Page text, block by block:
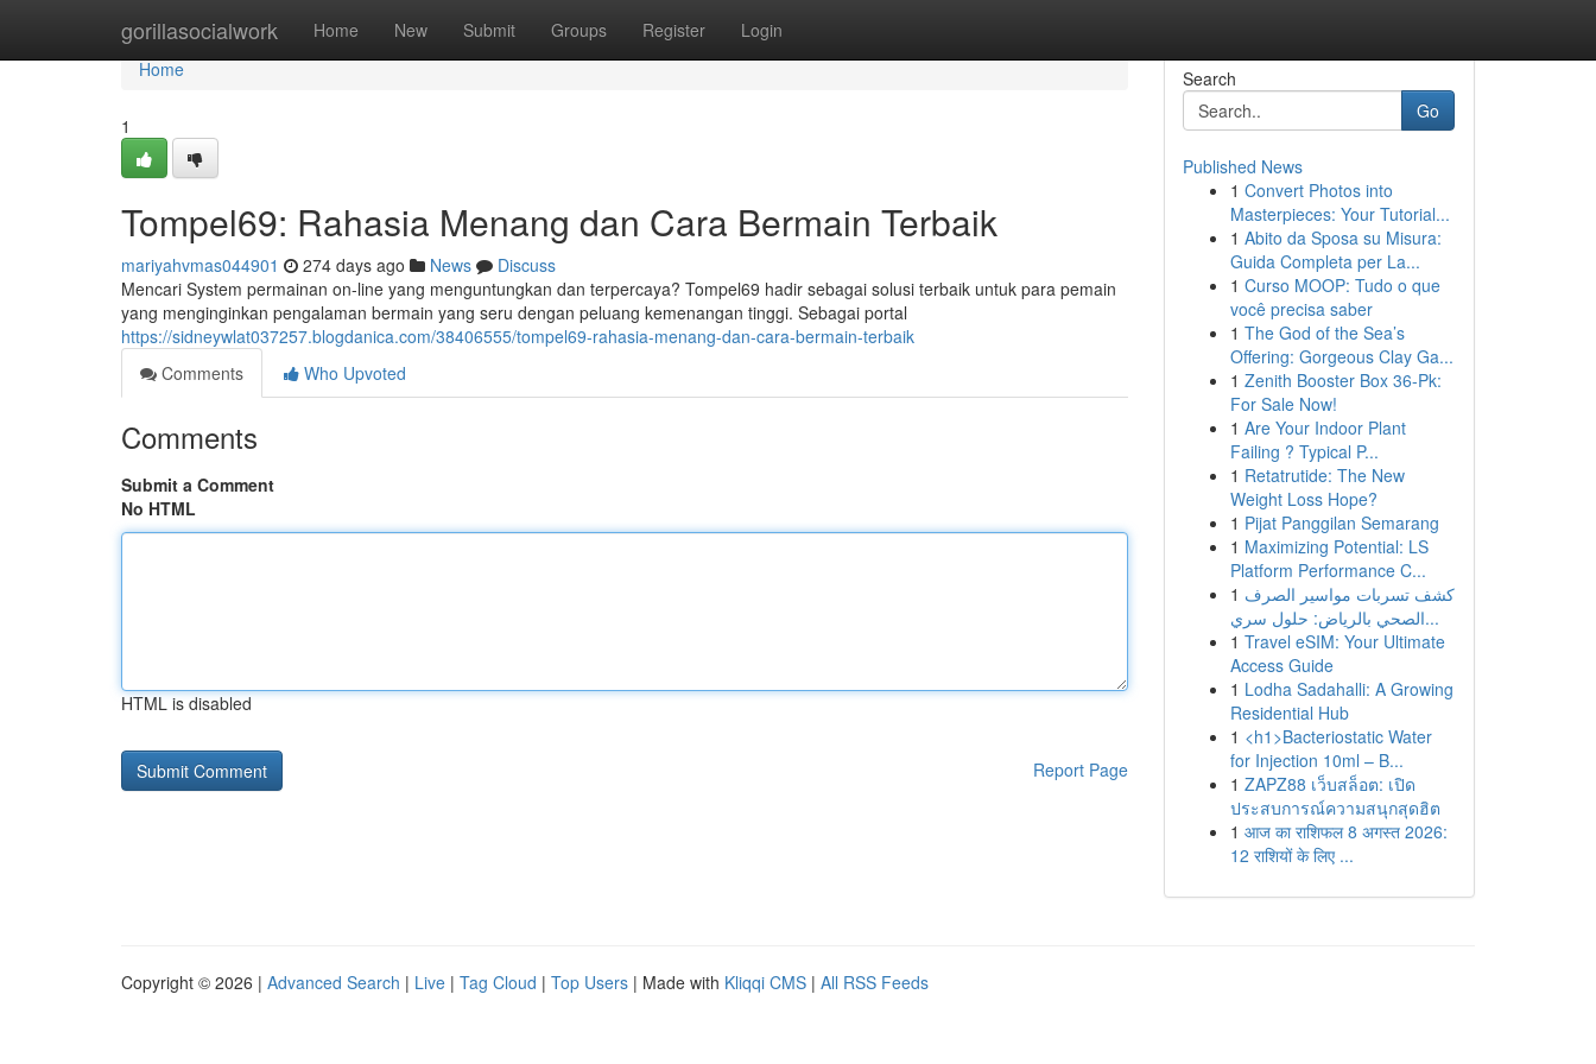
gorillasocialwork Home New Submit Groups Register Login
Home
Home
1
Tompel69: Rahasia Menang dan Cara Bermain Terbaik
mariyahvmas044901 274 days ago News
Discuss
Mencari System permainan on-line yang menguntungkan dan terpercaya? Tompel69 hadir sebagai solusi terbaik untuk para pemain
yang menginginkan pengalaman bermain yang seru dengan peluang kemenangan tinggi. Sebagai portal
https://sidneywlat037257.blogdanica.com/38406555/tompel69-rahasia-menang-dan-cara-bermain-terbaik
Comments
Who Upvoted
Comments
Submit a Comment
No HTML
HTML is disabled
Report Page
Search
Go
Published News
1 Convert Photos into
Masterpieces: Your Tutorial...
1 Abito da Sposa su Misura:
Guida Completa per La...
1 Curso MOOP: Tudo o que
você precisa saber
1 The God of the Sea’s
Offering: Gorgeous Clay Ga...
1 Zenith Booster Box 36-Pk:
For Sale Now!
1 Are Your Indoor Plant
Failing ? Typical P...
1 Retatrutide: The New
Weight Loss Hope?
1 Pijat Panggilan Semarang
1 Maximizing Potential: LS
Platform Performance C...
1 كشف تسربات مواسير الصرف
الصحي بالرياض: حلول سري...
1 Travel eSIM: Your Ultimate
Access Guide
1 Lodha Sadahalli: A Growing
Residential Hub
1 <h1>Bacteriostatic Water
for Injection 10ml – B...
1 ZAPZ88 เว็บสล็อต: เปิด
ประสบการณ์ความสนุกสุดฮิต
1 आज का राशिफल 8 अगस्त 2026:
12 राशियों के लिए ...
Copyright © 2026 | Advanced Search | Live | Tag Cloud | Top Users | Made with Kliqqi CMS | All RSS Feeds